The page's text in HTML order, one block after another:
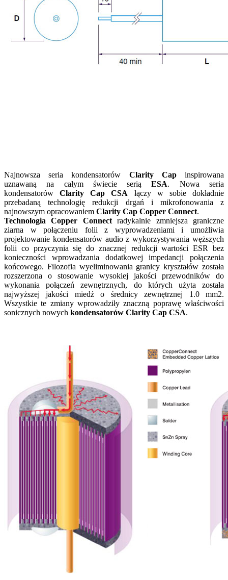
Najnowsza seria kondensatorów Clarity Capinspirowana
uznawaną na całym świecie seriąESA. Nowa seria
kondensatorówClarity Cap CSA łączy w sobie dokładnie
przebadaną technologię redukcji drgań i mikrofonowania z
najnowszym opracowaniem Clarity Cap Copper Connect.
Technologia Copper Connectradykalnie zmniejsza graniczne
ziarna w połączeniu folii z wyprowadzeniami i umożliwia
projektowanie kondensatorów audio z wykorzystywania węższych
folii co przyczynia się do znacznej redukcji wartości ESR bez
konieczności wprowadzania dodatkowej impedancji połączenia
końcowego. Filozofia wyeliminowania granicy kryształów została
rozszerzona o stosowanie wysokiej jakości przewodników do
wykonania połączeń zewnętrznych, do których użyta została
najwyższej jakości miedź o średnicy zewnętrznej 1.0 mm2.
Wszystkie te zmiany wprowadziły znaczną poprawę właściwości
sonicznych nowych kondensatorów Clarity Cap CSA.